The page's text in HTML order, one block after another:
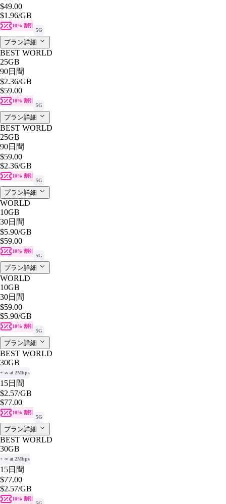
$49.00
$1.96/GB
10% 割引
5G
プラン詳細
BEST WORLD
25GB
90日間
$2.36/GB
$59.00
10% 割引
5G
プラン詳細
BEST WORLD
25GB
90日間
$59.00
$2.36/GB
10% 割引
5G
プラン詳細
WORLD
10GB
30日間
$5.90/GB
$59.00
10% 割引
5G
プラン詳細
WORLD
10GB
30日間
$59.00
$5.90/GB
10% 割引
5G
プラン詳細
BEST WORLD
30GB
+ ∞ at 2Mbps
15日間
$2.57/GB
$77.00
10% 割引
5G
プラン詳細
BEST WORLD
30GB
+ ∞ at 2Mbps
15日間
$77.00
$2.57/GB
10% 割引